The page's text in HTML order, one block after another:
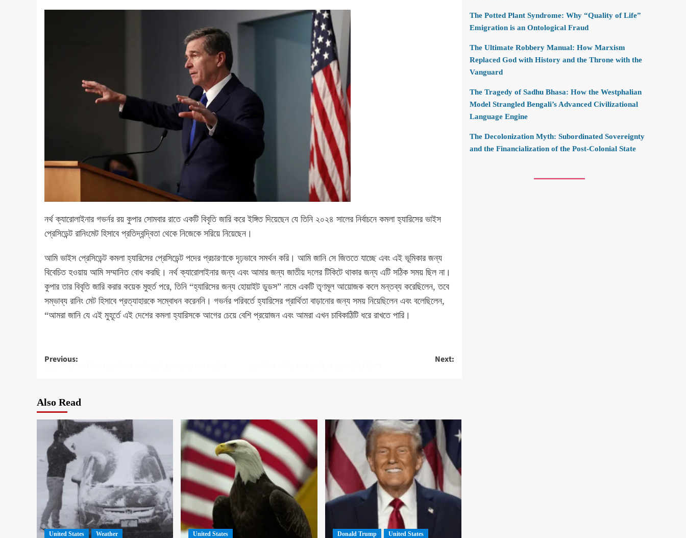
নর্থ ক্যারোলাইনার গভর্নর রয় কুপার সোমবার রাতে একটি বিবৃতি জারি করে ইঙ্গিত দিয়েছেন যে তিনি ২০২৪ সালের নির্বাচনে কমলা হ্যারিসের ভাইস
প্রেসিডেন্ট রানিংমেট হিসাবে প্রতিদ্বন্দ্বিতা থেকে নিজেকে সরিয়ে নিয়েছেন।
আমি ভাইস প্রেসিডেন্ট কমলা হ্যারিসের প্রেসিডেন্ট পদের প্রচারণাকে দৃঢ়ভাবে সমর্থন করি। আমি জানি সে জিততে যাচ্ছে এবং এই ভূমিকার জন্য
বিবেচিত হওয়ায় আমি সম্মানিত বোধ করছি। নর্থ ক্যারোলাইনার জন্য এবং আমার জন্য জাতীয় দলের টিকিটে থাকার জন্য এটি সঠিক সময় ছিল না।
কুপার তার বিবৃতি জারি করার কয়েক মুহুর্ত পরে, তিনি “হ্যারিসের জন্য হোয়াইট ডুডস” নামে একটি তৃণমূল আয়োজক কলে মন্তব্য করেছিলেন, তবে
সম্ভাব্য রানিং মেট হিসাবে প্রত্যাহারকে সম্বোধন করেননি। গভর্নর পরিবর্তে হ্যারিসের প্রার্থিতা বাড়ানোর জন্য সময় নিয়েছিলেন এবং বলেছিলেন,
“আমরা জানি যে এই মুহূর্তে এই দেশের কমলা হ্যারিসকে আগের চেয়ে বেশি প্রয়োজন এবং আমরা এখন চাবিকাঠিটি ধরে রাখতে পারি।
Post
Previous:
হিন্দু বেঙ্গলী সোসাইটি অব ফ্লোরিডার শারদীয় দূর্গা পূজা-২০২৪ সভা অনুষ্ঠিত
Next:
Also Read
United States Weather United States Donald Trump United States
The Potted Plant Syndrome: Why “Quality of Life”
Emigration is an Ontological Fraud
The Ultimate Robbery Manual: How Marxism
Replaced God with History and the Throne with the
Vanguard
The Tragedy of Sadhu Bhasa: How the Westphalian
Model Strangled Bengali’s Advanced Civilizational
Language Engine
The Decolonization Myth: Subordinated Sovereignty
and the Financialization of the Post-Colonial State